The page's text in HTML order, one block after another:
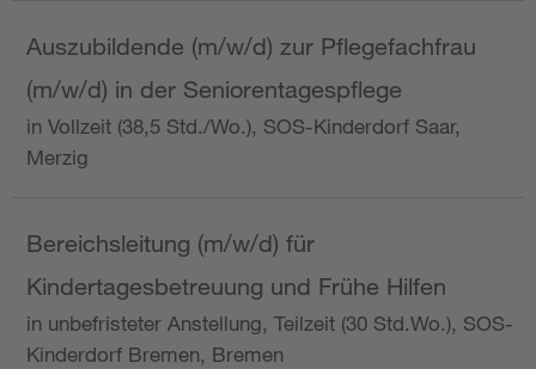
Auszubildende (m/w/d) zur Pflegefachfrau
(m/w/d) in der Seniorentagespflege
in Vollzeit (38,5 Std./Wo.), SOS-Kinderdorf Saar,
Merzig
Bereichsleitung (m/w/d) für
Kindertagesbetreuung und Frühe Hilfen
in unbefristeter Anstellung, Teilzeit (30 Std.Wo.), SOS-
Kinderdorf Bremen, Bremen